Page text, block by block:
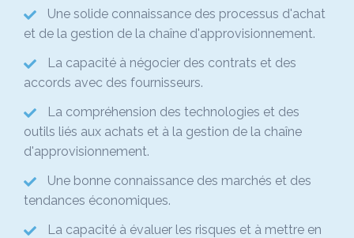
Une solide connaissance des processus d'achat
et de la gestion de la chaîne d'approvisionnement.
La capacité à négocier des contrats et des
accords avec des fournisseurs.
La compréhension des technologies et des
outils liés aux achats et à la gestion de la chaîne
d'approvisionnement.
Une bonne connaissance des marchés et des
tendances économiques.
La capacité à évaluer les risques et à mettre en